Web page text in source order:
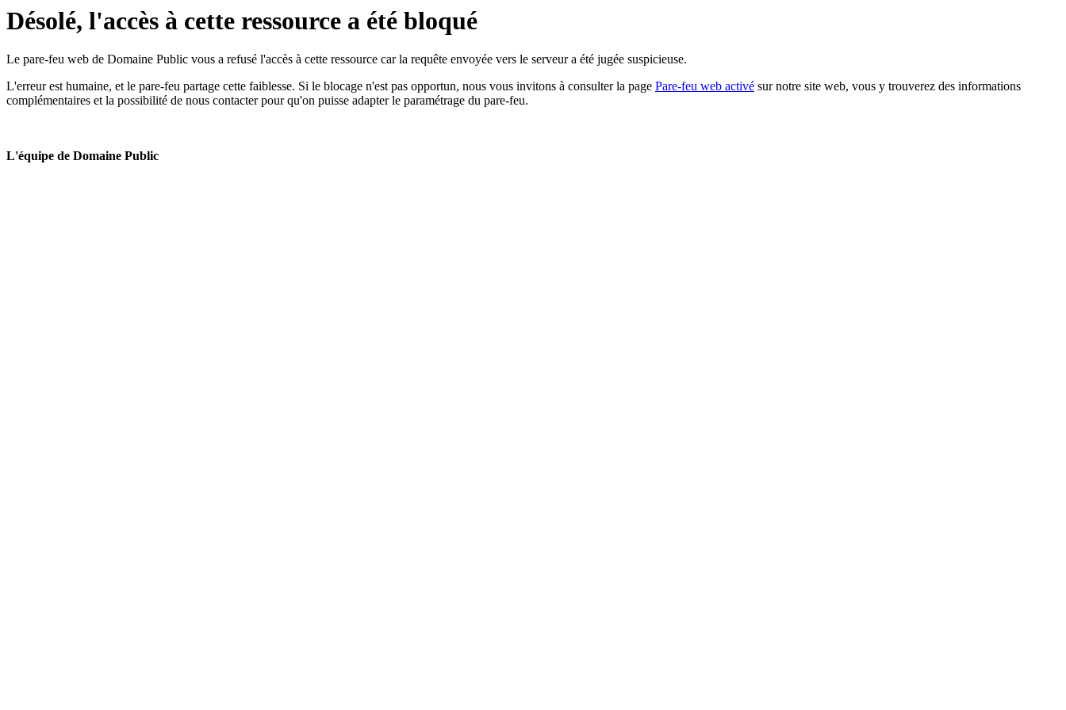
Désolé, l'accès à cette ressource a été bloqué
Le pare-feu web de Domaine Public vous a refusé l'accès à cette ressource car la requête envoyée vers le serveur a été jugée suspicieuse.
L'erreur est humaine, et le pare-feu partage cette faiblesse. Si le blocage n'est pas opportun, nous vous invitons à consulter la page Pare-feu web activé sur notre site web, vous y trouverez des informations
complémentaires et la possibilité de nous contacter pour qu'on puisse adapter le paramétrage du pare-feu.
L'équipe de Domaine Public